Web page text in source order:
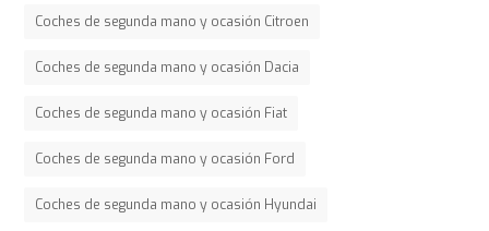
Coches de segunda mano y ocasión Citroen
Coches de segunda mano y ocasión Dacia
Coches de segunda mano y ocasión Fiat
Coches de segunda mano y ocasión Ford
Coches de segunda mano y ocasión Hyundai